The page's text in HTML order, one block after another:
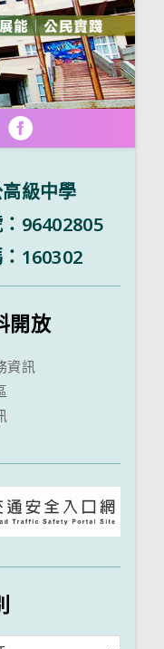
FB
級中學
96402805
160302
開放
資訊